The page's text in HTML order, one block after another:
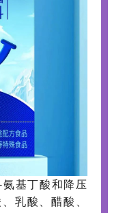
基丁酸和降压
乳酸、醋酸、